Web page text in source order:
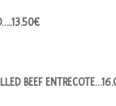
BEEF